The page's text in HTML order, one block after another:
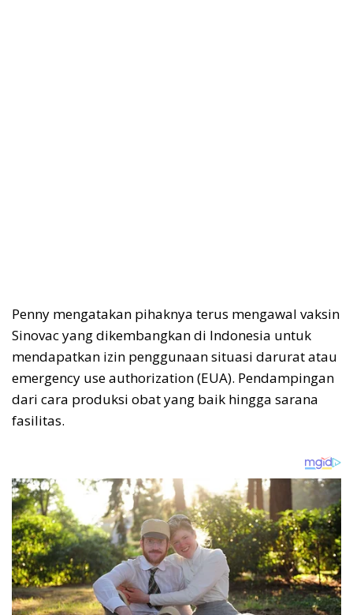
Penny mengatakan pihaknya terus mengawal vaksin
Sinovac yang dikembangkan di Indonesia untuk
mendapatkan izin penggunaan situasi darurat atau
emergency use authorization (EUA). Pendampingan
dari cara produksi obat yang baik hingga sarana
fasilitas.